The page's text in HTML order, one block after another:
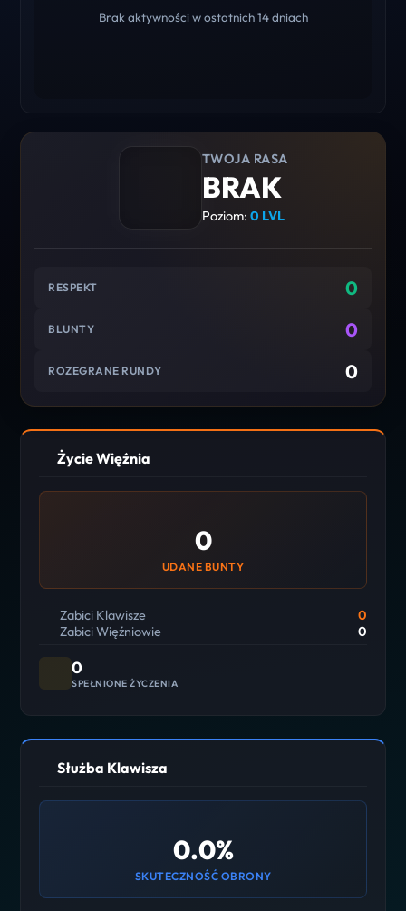
Brak aktywności w ostatnich 14 dniach
TWOJA RASA
BRAK
Poziom: 0 LVL
RESPEKT 0
BLUNTY 0
ROZEGRANE RUNDY 0
Życie Więźnia
0
UDANE BUNTY
Zabici Klawisze
0
Zabici Więźniowie
0
0
SPEŁNIONE ŻYCZENIA
Służba Klawisza
0.0%
SKUTECZNOŚĆ OBRONY